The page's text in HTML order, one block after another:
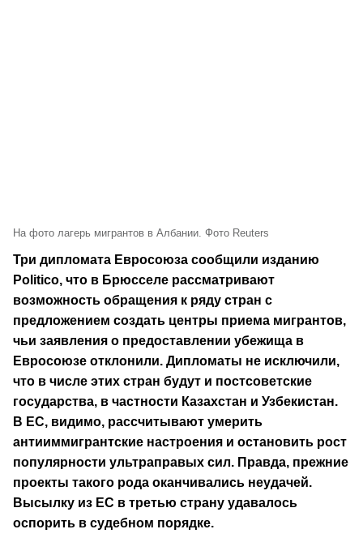
На фото лагерь мигрантов в Албании. Фото Reuters
Три дипломата Евросоюза сообщили изданию
Politico, что в Брюсселе рассматривают
возможность обращения к ряду стран с
предложением создать центры приема мигрантов,
чьи заявления о предоставлении убежища в
Евросоюзе отклонили. Дипломаты не исключили,
что в числе этих стран будут и постсоветские
государства, в частности Казахстан и Узбекистан.
В ЕС, видимо, рассчитывают умерить
антииммигрантские настроения и остановить рост
популярности ультраправых сил. Правда, прежние
проекты такого рода оканчивались неудачей.
Высылку из ЕС в третью страну удавалось
оспорить в судебном порядке.